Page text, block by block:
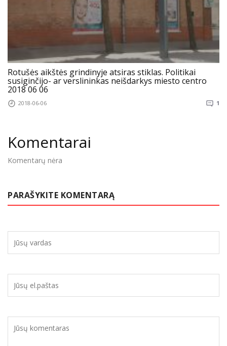
Rotušės aikštės grindinyje atsiras stiklas. Politikai
susiginčijo- ar verslininkas neišdarkys miesto centro
2018 06 06
2018-06-06 1
Komentarai
Komentarų nėra
PARAŠYKITE KOMENTARĄ